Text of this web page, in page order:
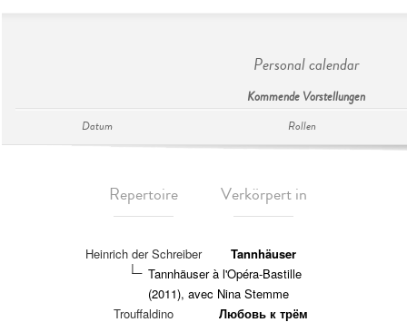
Personal calendar
Kommende Vorstellungen
Datum Rollen
Repertoire Verkörpert in
Heinrich der Schreiber
Tannhäuser
Tannhäuser à l'Opéra-Bastille
(2011), avec Nina Stemme
Trouffaldino
Любовь к трём